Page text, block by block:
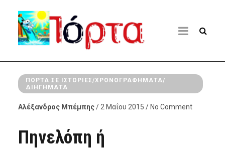
ΠΌΡΤΑ ΣΕ ΙΣΤΟΡΊΕΣ/ΧΡΟΝΟΓΡΑΦΉΜΑΤΑ/
ΔΙΗΓΉΜΑΤΑ
Αλέξανδρος Μπέμπης/ 2 Μαΐου 2015 / No Comment
Πηνελόπη ή